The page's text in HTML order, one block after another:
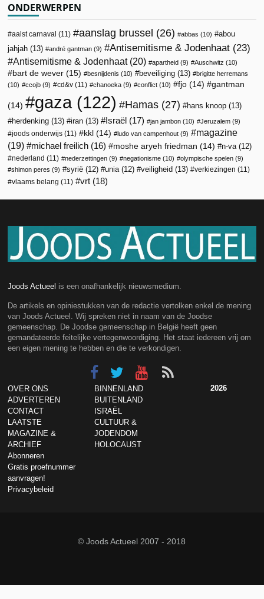
ONDERWERPEN
aalst carnaval (11) aanslag brussel (26) abbas (10)
abou
jahjah (13) andré gantman (9) Antisemitisme & Jodenhaat (23)
Antisemitisme & Jodenhaat(20) apartheid (9) Auschwitz (10)
bart de wever (15) besnijdenis (10) beveiliging (13)
brigitte herremans
(10)
ccojb (9) cd&v (11) chanoeka (9) conflict (10) fjo (14) gantman
(14) gaza(122) Hamas (27) hans knoop (13)
herdenking (13) iran (13) Israël (17) jan jambon (10) Jeruzalem (9)
joods onderwijs (11) kkl (14) ludo van campenhout (9)
magazine
(19)
michael freilich (16) moshe aryeh friedman (14) n-va (12)
nederland (11) nederzettingen (9) negationisme (10) olympische spelen (9)
shimon peres (9) syrië (12) unia (12) veiligheid (13) verkiezingen (11)
vlaams belang (11) vrt (18)
Joods Actueel is een onafhankelijk nieuwsmedium.
De artikels en opiniestukken van de redactie vertolken enkel de mening
van Joods Actueel. Wij spreken niet in naam van de Joodse
gemeenschap. De Joodse gemeenschap in België heeft geen
gemandateerde feitelijke vertegenwoordiging. Het staat iedereen vrij om
een eigen mening te hebben en die te verkondigen.
OVER ONS
ADVERTEREN
CONTACT
LAATSTE
MAGAZINE &
ARCHIEF
Abonneren
Gratis proefnummer
aanvragen!
Privacybeleid
BINNENLAND
BUITENLAND
ISRAËL
CULTUUR &
JODENDOM
HOLOCAUST
2026
© Joods Actueel 2007 - 2018